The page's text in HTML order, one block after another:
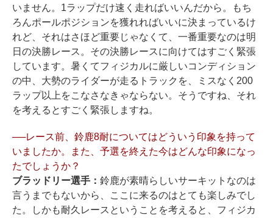
いません。1ラップだけ速く走ればいいんだから。もち
ろんポールポジションを獲れればいいに決まっているけ
れど、それはさほど重要じゃなくて、一番重要なのは明
日の決勝レース。その決勝レースに向けてはすごく緊張
しています。暑くてフィジカルに厳しいコンディション
の中、大勢のライダーが走るトラックを、ミスなく200
ラップ以上をこなさなきゃならない。そうですね、それ
を考えるとすごく緊張しますね。
──レース前、鈴鹿8耐についてはどういう印象を持って
いましたか。また、予選を終えた今はどんな印象になっ
たでしょうか？
ブラッドリー選手： 鈴鹿が素晴らしいサーキットなのは
言うまでもないから、ここに来るのはとても楽しみでし
た。しかも耐久レースということを考えると、フィジカ